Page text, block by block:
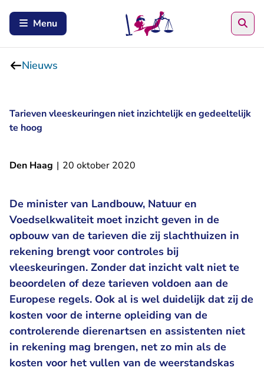
Menu
Nieuws
Tarieven vleeskeuringen niet inzichtelijk en gedeeltelijk
te hoog
Den Haag | 20 oktober 2020
De minister van Landbouw, Natuur en
Voedselkwaliteit moet inzicht geven in de
opbouw van de tarieven die zij slachthuizen in
rekening brengt voor controles bij
vleeskeuringen. Zonder dat inzicht valt niet te
beoordelen of deze tarieven voldoen aan de
Europese regels. Ook al is wel duidelijk dat zij de
kosten voor de interne opleiding van de
controlerende dierenartsen en assistenten niet
in rekening mag brengen, net zo min als de
kosten voor het vullen van de weerstandskas